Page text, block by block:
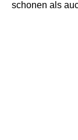
schonen als